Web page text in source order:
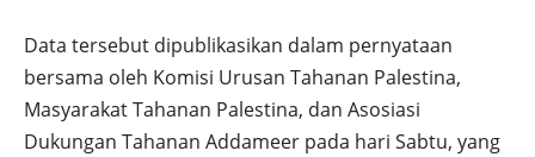
Data tersebut dipublikasikan dalam pernyataan
bersama oleh Komisi Urusan Tahanan Palestina,
Masyarakat Tahanan Palestina, dan Asosiasi
Dukungan Tahanan Addameer pada hari Sabtu, yang